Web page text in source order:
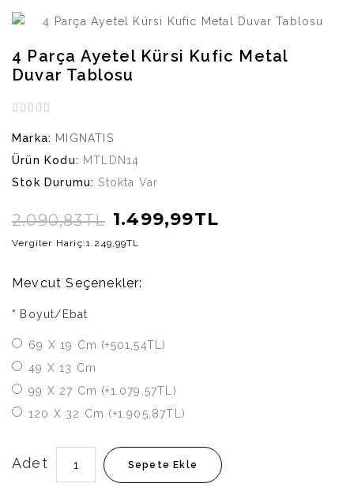
4 Parça Ayetel Kürsi Kufic Metal
Duvar Tablosu
Marka: MIGNATIS
Ürün Kodu: MTLDN14
Stok Durumu: Stokta Var
2.090,83TL 1.499,99TL
Vergiler Hariç:1.249,99TL
Mevcut Seçenekler:
Boyut/Ebat
69 X 19 Cm (+501,54TL)
49 X 13 Cm
99 X 27 Cm (+1.079,57TL)
120 X 32 Cm (+1.905,87TL)
Adet Sepete Ekle